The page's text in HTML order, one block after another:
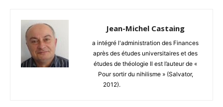
Jean-Michel Castaing
a intégré l'administration des Finances
après des études universitaires et des
études de théologie Il est l’auteur de «
Pour sortir du nihilisme » (Salvator,
2012).